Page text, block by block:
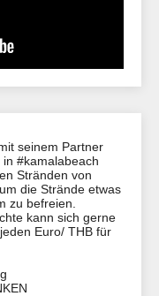
seinem Partner
in #kamalabeach
Stränden von
die Strände etwas
zu befreien.
kann sich gerne
Euro/ THB für